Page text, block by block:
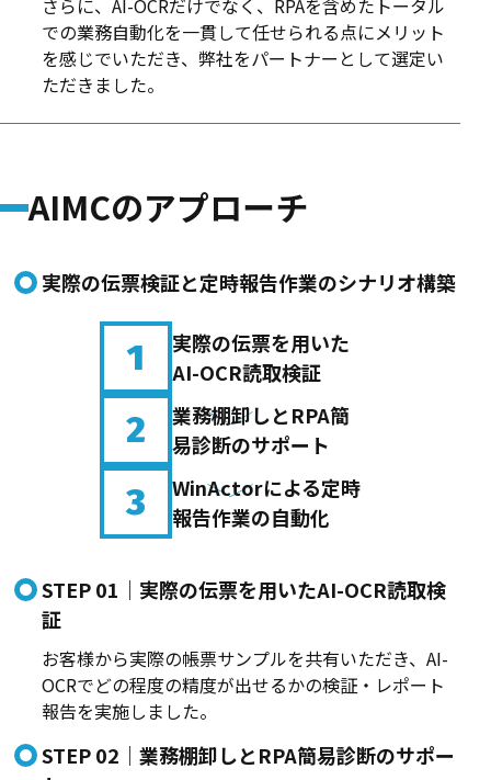
さらに、AI-OCRだけでなく、RPAを含めたトータル
での業務自動化を一貫して任せられる点にメリット
を感じでいただき、弊社をパートナーとして選定い
ただきました。
AIMCのアプローチ
実際の伝票検証と定時報告作業のシナリオ構築
1
実際の伝票を用いた
AI-OCR読取検証
2
業務棚卸しとRPA簡
易診断のサポート
3
WinActorによる定時
報告作業の自動化
STEP 01｜実際の伝票を用いたAI-OCR読取検
証
お客様から実際の帳票サンプルを共有いただき、AI-
OCRでどの程度の精度が出せるかの検証・レポート
報告を実施しました。
STEP 02｜業務棚卸しとRPA簡易診断のサポー